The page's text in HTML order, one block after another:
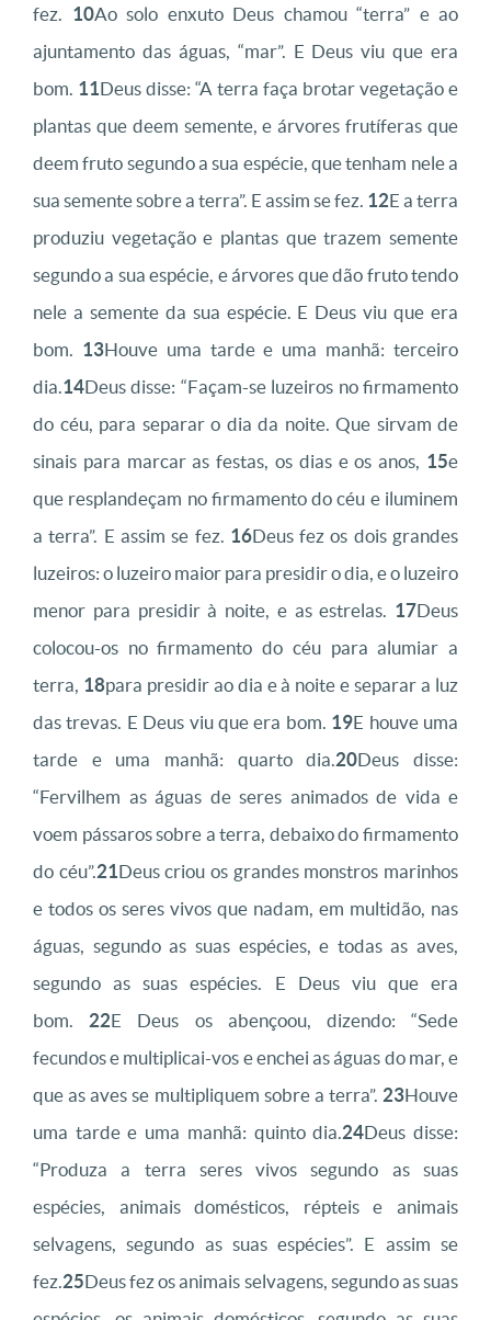
fez. 10Ao solo enxuto Deus chamou “terra” e ao
ajuntamento das águas, “mar”. E Deus viu que era
bom. 11Deus disse: “A terra faça brotar vegetação e
plantas que deem semente, e árvores frutíferas que
deem fruto segundo a sua espécie, que tenham nele a
sua semente sobre a terra”. E assim se fez. 12E a terra
produziu vegetação e plantas que trazem semente
segundo a sua espécie, e árvores que dão fruto tendo
nele a semente da sua espécie. E Deus viu que era
bom. 13Houve uma tarde e uma manhã: terceiro
dia.14Deus disse: “Façam-se luzeiros no firmamento
do céu, para separar o dia da noite. Que sirvam de
sinais para marcar as festas, os dias e os anos, 15e
que resplandeçam no firmamento do céu e iluminem
a terra”. E assim se fez. 16Deus fez os dois grandes
luzeiros: o luzeiro maior para presidir o dia, e o luzeiro
menor para presidir à noite, e as estrelas. 17Deus
colocou-os no firmamento do céu para alumiar a
terra, 18para presidir ao dia e à noite e separar a luz
das trevas. E Deus viu que era bom. 19E houve uma
tarde e uma manhã: quarto dia.20Deus disse:
“Fervilhem as águas de seres animados de vida e
voem pássaros sobre a terra, debaixo do firmamento
do céu”.21Deus criou os grandes monstros marinhos
e todos os seres vivos que nadam, em multidão, nas
águas, segundo as suas espécies, e todas as aves,
segundo as suas espécies. E Deus viu que era
bom. 22E Deus os abençoou, dizendo: “Sede
fecundos e multiplicai-vos e enchei as águas do mar, e
que as aves se multipliquem sobre a terra”. 23Houve
uma tarde e uma manhã: quinto dia.24Deus disse:
“Produza a terra seres vivos segundo as suas
espécies, animais domésticos, répteis e animais
selvagens, segundo as suas espécies”. E assim se
fez.25Deus fez os animais selvagens, segundo as suas